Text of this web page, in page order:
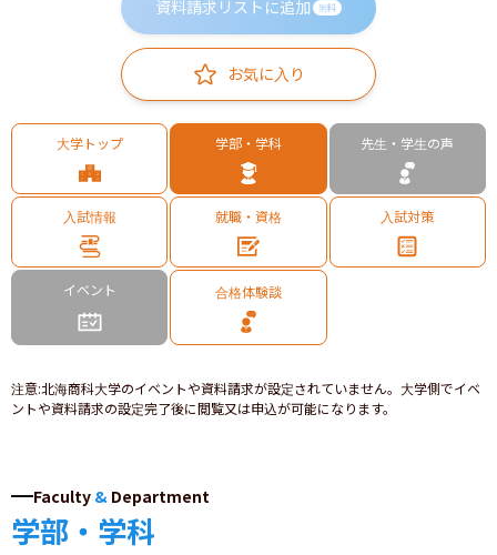
資料請求リストに追加 無料
お気に入り
大学トップ 学部・学科 先生・学生の声
入試情報 就職・資格 入試対策
イベント 合格体験談
注意:北海商科大学のイベントや資料請求が設定されていません。大学側でイベ
ントや資料請求の設定完了後に閲覧又は申込が可能になります。
Faculty & Department
学部・学科